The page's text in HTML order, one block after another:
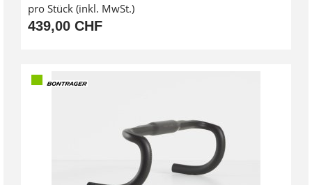
pro Stück (inkl. MwSt.)
439,00 CHF